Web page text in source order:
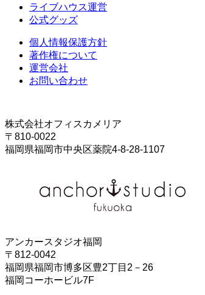
ライブハウス運営
公式グッズ
個人情報保護方針
著作権について
運営会社
お問い合わせ
株式会社オフィスカメリア
〒810-0022
福岡県福岡市中央区薬院4-8-28-1107
アンカースタジオ福岡
〒812-0042
福岡県福岡市博多区豊2丁目2－26
福岡コーホービル7F